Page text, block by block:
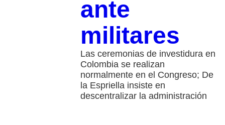
ante
militares
Las ceremonias de investidura en
Colombia se realizan
normalmente en el Congreso; De
la Espriella insiste en
descentralizar la administración